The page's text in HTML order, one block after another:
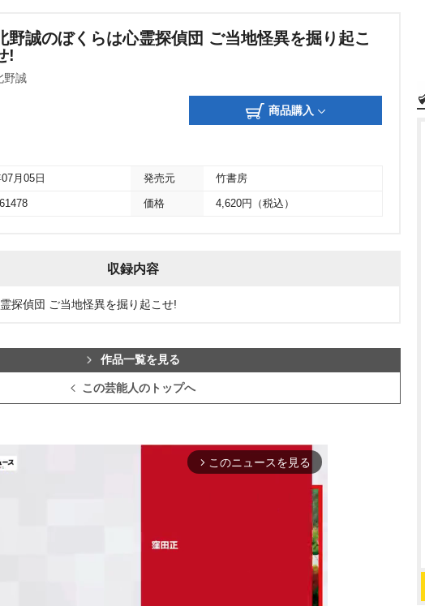
野誠のぼくらは心霊探偵団 ご当地怪異を掘り起こ
!
野誠
商品購入
月05日 発売元 竹書房
価格 4,620円（税込）
収録内容
探偵団 ご当地怪異を掘り起こせ!
作品一覧を見る
この芸能人のトップへ
arrow_forward_ios このニュースを見る